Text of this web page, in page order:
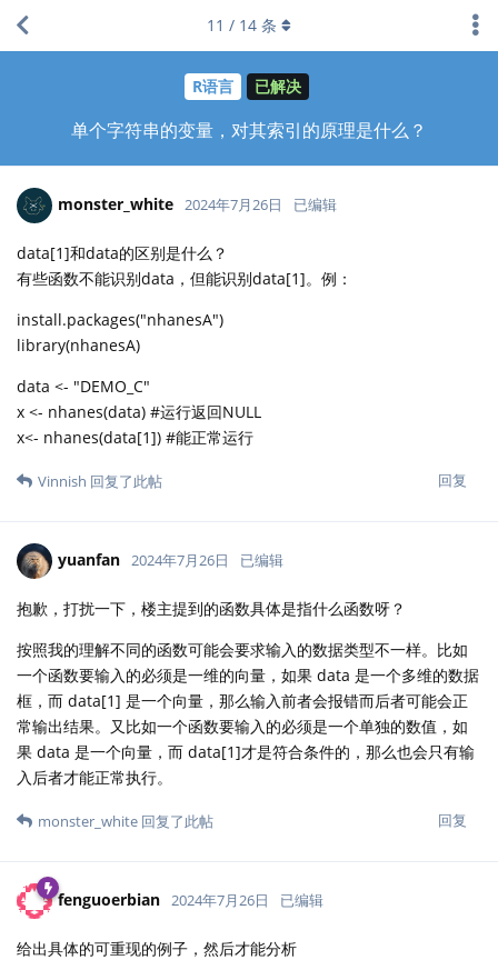
R语言 已解决
单个字符串的变量，对其索引的原理是什么？
11 / 14 条
monster_white 2024年7月26日 已编辑
data[1]和data的区别是什么？
有些函数不能识别data，但能识别data[1]。例：
install.packages("nhanesA")
library(nhanesA)
data <- "DEMO_C"
x <- nhanes(data) #运行返回NULL
x<- nhanes(data[1]) #能正常运行
回复
Vinnish 回复了此帖
yuanfan 2024年7月26日 已编辑
抱歉，打扰一下，楼主提到的函数具体是指什么函数呀？
按照我的理解不同的函数可能会要求输入的数据类型不一样。比如
一个函数要输入的必须是一维的向量，如果 data 是一个多维的数据
框，而 data[1] 是一个向量，那么输入前者会报错而后者可能会正
常输出结果。又比如一个函数要输入的必须是一个单独的数值，如
果 data 是一个向量，而 data[1]才是符合条件的，那么也会只有输
入后者才能正常执行。
回复
monster_white 回复了此帖
fenguoerbian 2024年7月26日 已编辑
给出具体的可重现的例子，然后才能分析